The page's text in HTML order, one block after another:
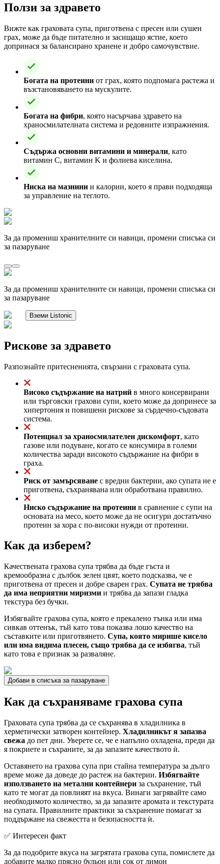
Ползи за здравето
Вижте как граховата супа, приготвена с пресен или сушен
грах, може да бъде питателно и засищащо ястие, което
допринася за балансирано хранене и добро самочувствие.
Богата на протеини от грах, която подпомага растежа и
възстановяването на мускулите.
Богата на фибри, която насърчава здравето на
храносмилателната система и редовните изпражнения.
Съдържа основни витамини и минерали, като
витамин C, витамин K и фолиева киселина.
Ниска на мазнини и калории, което я прави подходяща
за управление на теглото.
За да промениш хранителните си навици, промени списъка си
за пазаруване
За да промениш хранителните си навици, промени списъка си
за пазаруване
Вземи Listonic
Рискове за здравето
Разпознайте притесненията, свързани с граховата супа.
Високо съдържание на натрий в много консервирани
или търговски грахови супи, което може да допринесе за
хипертония и повишени рискове за сърдечно-съдовата
система.
Потенциал за храносмилателен дискомфорт, като
газове или подуване, когато се консумира в големи
количества заради високото съдържание на фибри в
граха.
Риск от замърсяване с вредни бактерии, ако супата не е
приготвена, съхранявана или обработвана правилно.
Ниско съдържание на протеини в сравнение с супи на
основата на месо, което може да не осигури достатъчно
протеин за хора с по-високи нужди от протеини.
Как да изберем?
Качествената грахова супа трябва да бъде гъста и
кремообразна с дълбок зелен цвят, което подсказва, че е
приготвена от пресен и добре сварен грах. Супата не трябва
да има неприятни миризми и трябва да запази гладка
текстура без бучки.
Избягвайте грахова супа, която е прекалено тънка или има
сивкав оттенък, тъй като това показва лошо качество на
съставките или приготвянето. Супа, която мирише кисело
или има видима плесен, също трябва да се избягва, тъй
като това е признак за разваляне.
Добави в списъка за пазаруване
Как да съхраняваме грахова супа
Граховата супа трябва да се съхранява в хладилника в
херметически затворен контейнер. Хладилникът я запазва
свежа до пет дни. Уверете се, че е напълно охладена, преди да
я покриете и съхраните, за да запазите качеството ѝ.
Оставянето на грахова супа при стайна температура за дълго
време може да доведе до растеж на бактерии. Избягвайте
използването на метални контейнери за съхранение, тъй
като те могат да повлияят на вкуса. Винаги загрявайте само
необходимото количество, за да запазите аромата и текстурата
на супата. Правилните практики за съхранение помагат за
поддържане на свежестта и безопасността ѝ.
✅ Интересен факт
За да подобрите вкуса на загрятата грахова супа, помислете да
добавите малко прясно бульон или сок от лимон